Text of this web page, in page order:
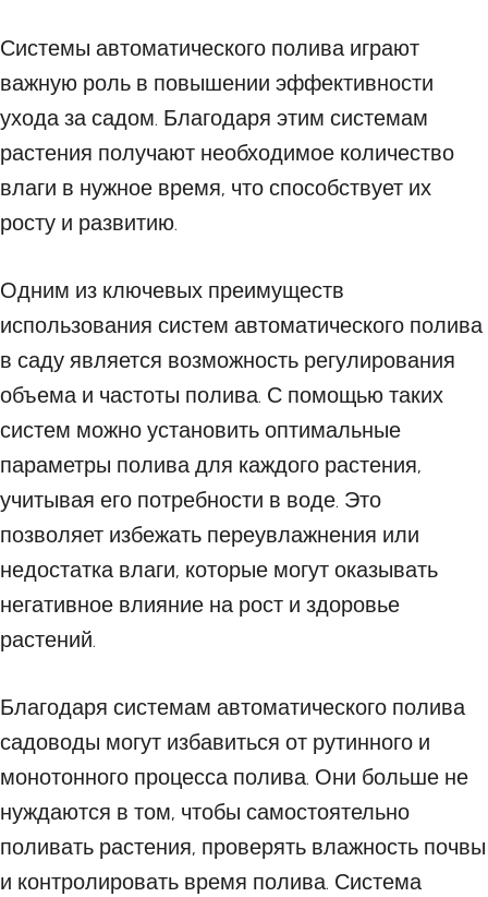
Системы автоматического полива играют
важную роль в повышении эффективности
ухода за садом. Благодаря этим системам
растения получают необходимое количество
влаги в нужное время, что способствует их
росту и развитию.
Одним из ключевых преимуществ
использования систем автоматического полива
в саду является возможность регулирования
объема и частоты полива. С помощью таких
систем можно установить оптимальные
параметры полива для каждого растения,
учитывая его потребности в воде. Это
позволяет избежать переувлажнения или
недостатка влаги, которые могут оказывать
негативное влияние на рост и здоровье
растений.
Благодаря системам автоматического полива
садоводы могут избавиться от рутинного и
монотонного процесса полива. Они больше не
нуждаются в том, чтобы самостоятельно
поливать растения, проверять влажность почвы
и контролировать время полива. Система